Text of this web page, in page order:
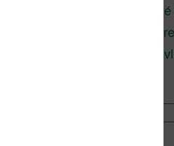
Soldes
réductions
liseuses Kobo et